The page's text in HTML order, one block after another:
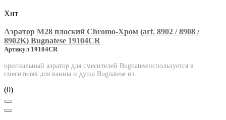
Хит
Аэратор М28 плоский Chromo-Хром (art. 8902 / 8908 /
8902K) Bugnatese 19104CR
Артикул 19104CR
оригнальный аэратор для смесителей Bugnateseиспользуется в
смесителях для ванны и душа Bugnatese из..
(0)